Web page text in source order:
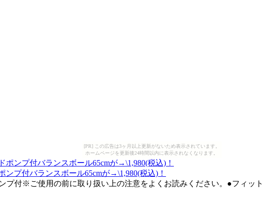
[PR] この広告は3ヶ月以上更新がないため表示されています。
ホームページを更新後24時間以内に表示されなくなります。
ンプ付バランスボール65cmが→\1,980(税込)！
プ付※ご使用の前に取り扱い上の注意をよくお読みください。●フィッ